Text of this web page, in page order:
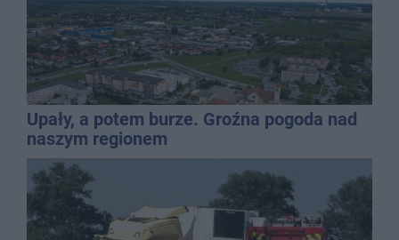
Upały, a potem burze. Groźna pogoda nad
naszym regionem